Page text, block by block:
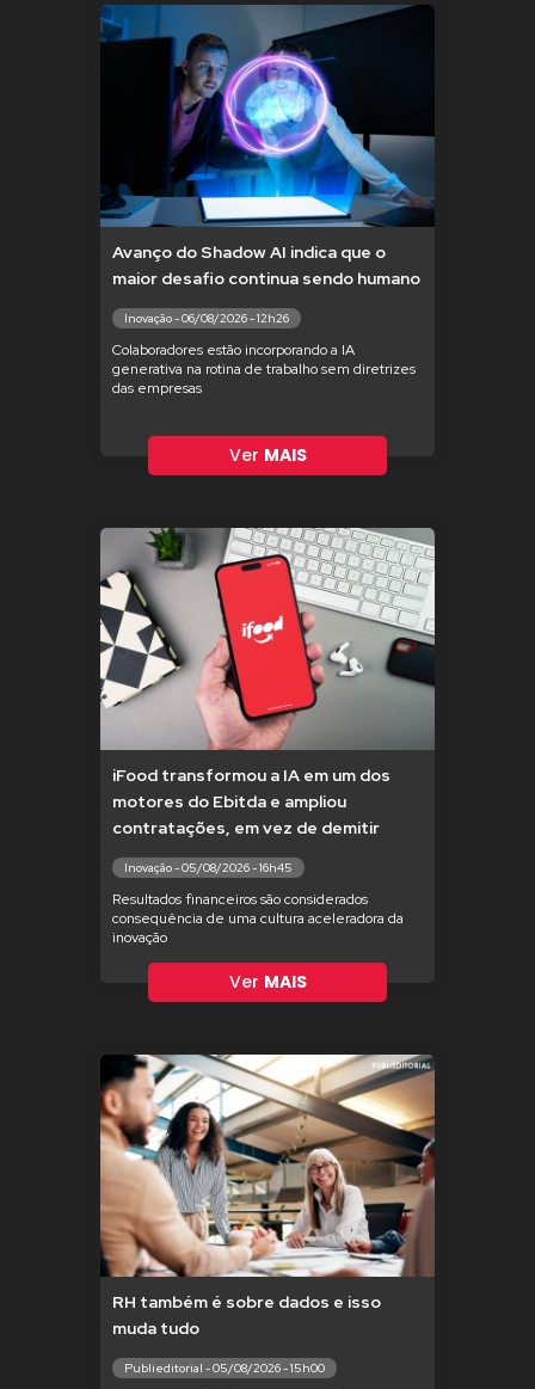
Avanço do Shadow AI indica que o
maior desafio continua sendo humano
Inovação - 06/08/2026 - 12h26
Colaboradores estão incorporando a IA
generativa na rotina de trabalho sem diretrizes
das empresas
Ver MAIS
iFood transformou a IA em um dos
motores do Ebitda e ampliou
contratações, em vez de demitir
Inovação - 05/08/2026 - 16h45
Resultados financeiros são considerados
consequência de uma cultura aceleradora da
inovação
Ver MAIS
RH também é sobre dados e isso
muda tudo
Publieditorial - 05/08/2026 - 15h00